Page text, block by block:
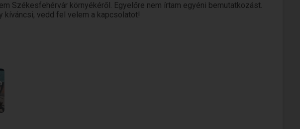
Székesfehérvár környékéről. Egyelőre nem írtam egyéni bemutatkozást.
kíváncsi, vedd fel velem a kapcsolatot!